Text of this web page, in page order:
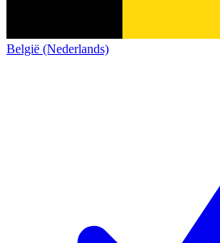
België (Nederlands)